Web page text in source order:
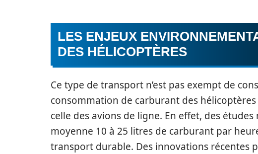
LES ENJEUX
DES HÉLICOPTÈRES
Ce type de transport n’est pas exempt de
consommation de carburant des
celle des avions de ligne. En effet, des
moyenne 10 à 25 litres de carburant par
transport durable. Des innovations récentes